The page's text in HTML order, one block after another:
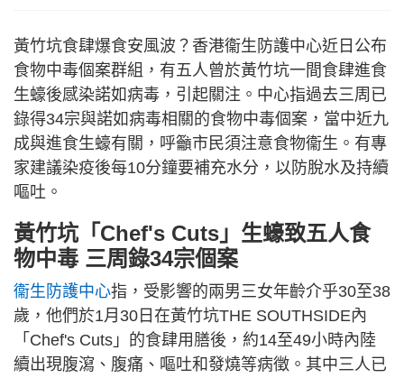
黃竹坑食肆爆食安風波？香港衞生防護中心近日公布
食物中毒個案群組，有五人曾於黃竹坑一間食肆進食
生蠔後感染諾如病毒，引起關注。中心指過去三周已
錄得34宗與諾如病毒相關的食物中毒個案，當中近九
成與進食生蠔有關，呼籲市民須注意食物衞生。有專
家建議染疫後每10分鐘要補充水分，以防脫水及持續
嘔吐。
黃竹坑 「Chef's Cuts」 生蠔致五人食
物中毒 三周錄34宗個案
衞生防護中心指，受影響的兩男三女年齡介乎30至38
歲，他們於1月30日在黃竹坑THE SOUTHSIDE內
「Chef's Cuts」的食肆用膳後，約14至49小時內陸
續出現腹瀉、腹痛、嘔吐和發燒等病徵。其中三人已